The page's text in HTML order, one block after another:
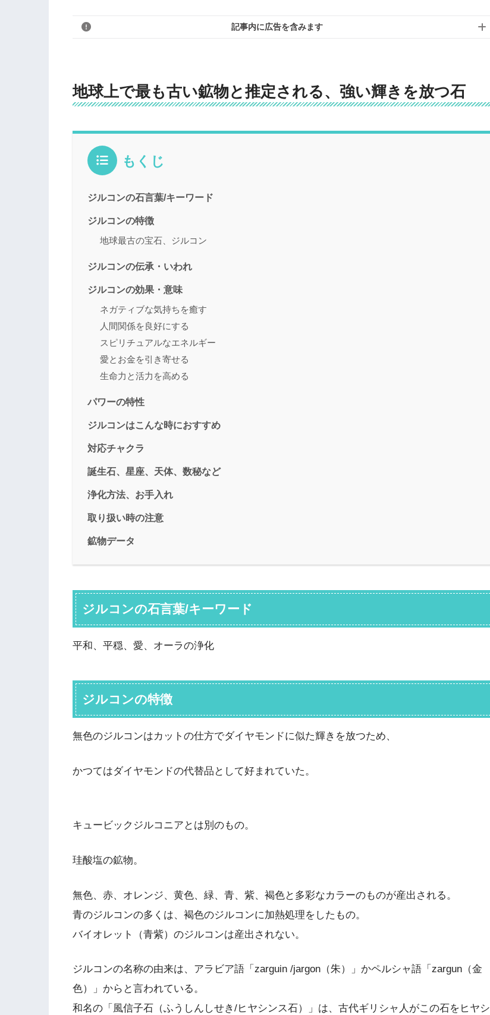
記事内に広告を含みます
地球上で最も古い鉱物と推定される、強い輝きを放つ石
もくじ
ジルコンの石言葉/キーワード
ジルコンの特徴
地球最古の宝石、ジルコン
ジルコンの伝承・いわれ
ジルコンの効果・意味
ネガティブな気持ちを癒す
人間関係を良好にする
スピリチュアルなエネルギー
愛とお金を引き寄せる
生命力と活力を高める
パワーの特性
ジルコンはこんな時におすすめ
対応チャクラ
誕生石、星座、天体、数秘など
浄化方法、お手入れ
取り扱い時の注意
鉱物データ
ジルコンの石言葉/キーワード
平和、平穏、愛、オーラの浄化
ジルコンの特徴
無色のジルコンはカットの仕方でダイヤモンドに似た輝きを放つため、
かつてはダイヤモンドの代替品として好まれていた。
キュービックジルコニアとは別のもの。
珪酸塩の鉱物。
無色、赤、オレンジ、黄色、緑、青、紫、褐色と多彩なカラーのものが産出される。
青のジルコンの多くは、褐色のジルコンに加熱処理をしたもの。
バイオレット（青紫）のジルコンは産出されない。
ジルコンの名称の由来は、アラビア語「zarguin /jargon（朱）」かペルシャ語「zargun（金
色）」からと言われている。
和名の「風信子石（ふうしんしせき/ヒヤシンス石）」は、古代ギリシャ人がこの石をヒヤシ